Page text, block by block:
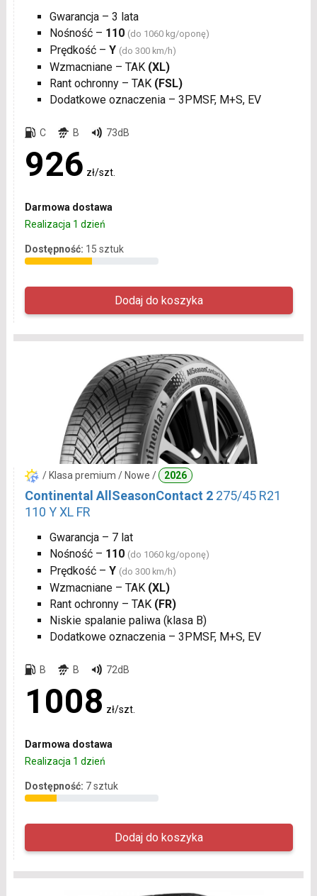
Gwarancja – 3 lata
Nośność – 110 (do 1060 kg/oponę)
Prędkość – Y (do 300 km/h)
Wzmacniane – TAK (XL)
Rant ochronny – TAK (FSL)
Dodatkowe oznaczenia – 3PMSF, M+S, EV
C B 73dB
926 zł/szt.
Darmowa dostawa
Realizacja 1 dzień
Dostępność: 15 sztuk
/ Klasa premium / Nowe / 2026
Continental AllSeasonContact 2 275/45 R21
110 Y XL FR
Gwarancja – 7 lat
Nośność – 110 (do 1060 kg/oponę)
Prędkość – Y (do 300 km/h)
Wzmacniane – TAK (XL)
Rant ochronny – TAK (FR)
Niskie spalanie paliwa (klasa B)
Dodatkowe oznaczenia – 3PMSF, M+S, EV
B B 72dB
1008 zł/szt.
Darmowa dostawa
Realizacja 1 dzień
Dostępność: 7 sztuk